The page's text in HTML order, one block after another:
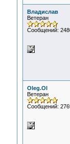
Владислав
Ветеран
Сообщений:
Oleg.Ol
Ветеран
Сообщений: